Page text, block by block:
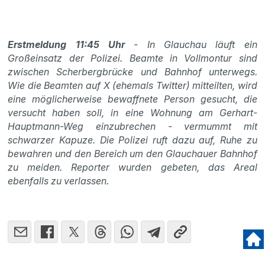
Erstmeldung 11:45 Uhr - In Glauchau läuft ein
Großeinsatz der Polizei. Beamte in Vollmontur sind
zwischen Scherbergbrücke und Bahnhof unterwegs.
Wie die Beamten auf X (ehemals Twitter) mitteilten, wird
eine möglicherweise bewaffnete Person gesucht, die
versucht haben soll, in eine Wohnung am Gerhart-
Hauptmann-Weg einzubrechen - vermummt mit
schwarzer Kapuze. Die Polizei ruft dazu auf, Ruhe zu
bewahren und den Bereich um den Glauchauer Bahnhof
zu meiden. Reporter wurden gebeten, das Areal
ebenfalls zu verlassen.